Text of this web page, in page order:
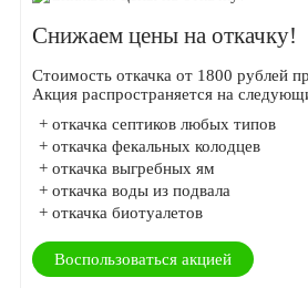
Снижаем цены на откачку!
Стоимость откачка от 1800 рублей
Акция распространяется на
+ откачка септиков любых типов
+ откачка фекальных колодцев
+ откачка выгребных ям
+ откачка воды из подвала
+ откачка биотуалетов
Воспользоваться акцией